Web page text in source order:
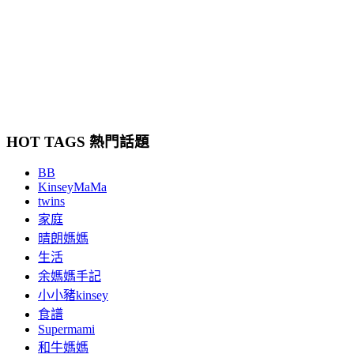
HOT TAGS 熱門話題
BB
KinseyMaMa
twins
家庭
晴朗媽媽
生活
余媽媽手記
小小豬kinsey
食譜
Supermami
和牛媽媽